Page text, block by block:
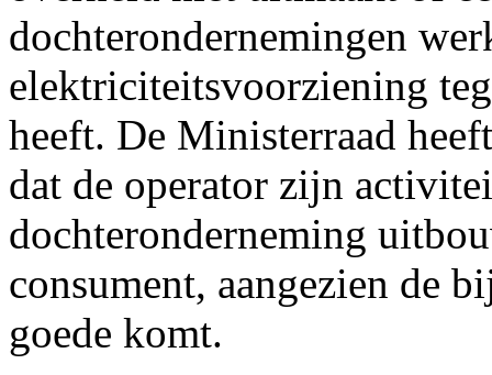
dochterondernemingen
elektriciteitsvoorziening
heeft. De Ministerraad
dat de operator zijn
dochteronderneming
consument, aangezien de
goede komt.